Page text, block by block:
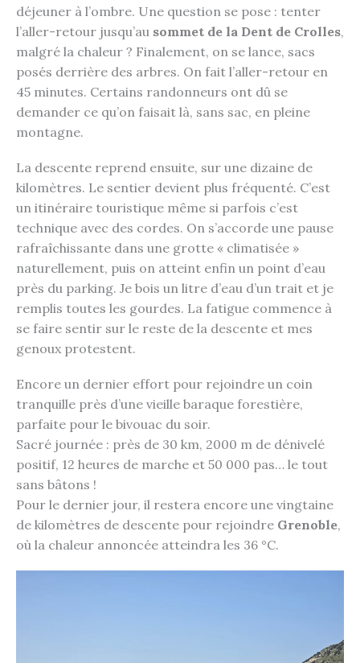
déjeuner à l’ombre. Une question se pose : tenter
l’aller-retour jusqu’au sommet de la Dent de Crolles,
malgré la chaleur ? Finalement, on se lance, sacs
posés derrière des arbres. On fait l’aller-retour en
45 minutes. Certains randonneurs ont dû se
demander ce qu’on faisait là, sans sac, en pleine
montagne.
La descente reprend ensuite, sur une dizaine de
kilomètres. Le sentier devient plus fréquenté. C’est
un itinéraire touristique même si parfois c’est
technique avec des cordes. On s’accorde une pause
rafraîchissante dans une grotte « climatisée »
naturellement, puis on atteint enfin un point d’eau
près du parking. Je bois un litre d’eau d’un trait et je
remplis toutes les gourdes. La fatigue commence à
se faire sentir sur le reste de la descente et mes
genoux protestent.
Encore un dernier effort pour rejoindre un coin
tranquille près d’une vieille baraque forestière,
parfaite pour le bivouac du soir.
Sacré journée : près de 30 km, 2000 m de dénivelé
positif, 12 heures de marche et 50 000 pas… le tout
sans bâtons !
Pour le dernier jour, il restera encore une vingtaine
de kilomètres de descente pour rejoindre Grenoble,
où la chaleur annoncée atteindra les 36 °C.